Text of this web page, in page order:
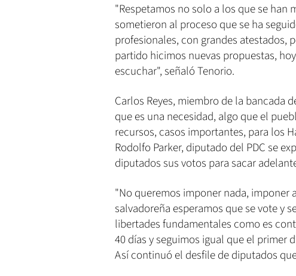
"Respetamos no solo a los que se han
sometieron al proceso que se ha
profesionales, con grandes atestados,
partido hicimos nuevas propuestas,
escuchar", señaló Tenorio.
Carlos Reyes, miembro de la bancada
que es una necesidad, algo que el
recursos, casos importantes, para los
Rodolfo Parker, diputado del PDC se
diputados sus votos para sacar
"No queremos imponer nada, imponer
salvadoreña esperamos que se vote y
libertades fundamentales como es
40 días y seguimos igual que el primer
Así continuó el desfile de diputados